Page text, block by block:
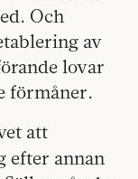
Och
av
lovar
förmåner.
att
efter annan